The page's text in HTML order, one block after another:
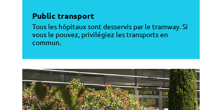
Public transport
Tous les hôpitaux sont desservis par le tramway. Si
vous le pouvez, privilégiez les transports en
commun.